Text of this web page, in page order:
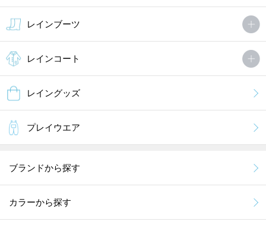
レインブーツ
レインコート
レイングッズ
プレイウエア
ブランドから探す
カラーから探す